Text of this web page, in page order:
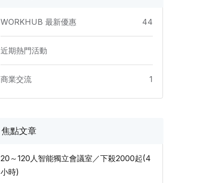
WORKHUB 最新優惠 44
近期熱門活動
商業交流 1
焦點文章
20～120人智能獨立會議室／下殺2000起(4
小時)